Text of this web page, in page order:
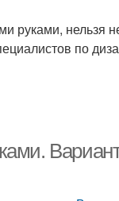
руками, нельзя
по